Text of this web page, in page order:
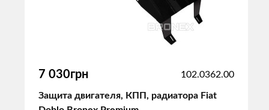
7 030грн 102.0362.00
Защита двигателя, КПП, радиатора Fiat